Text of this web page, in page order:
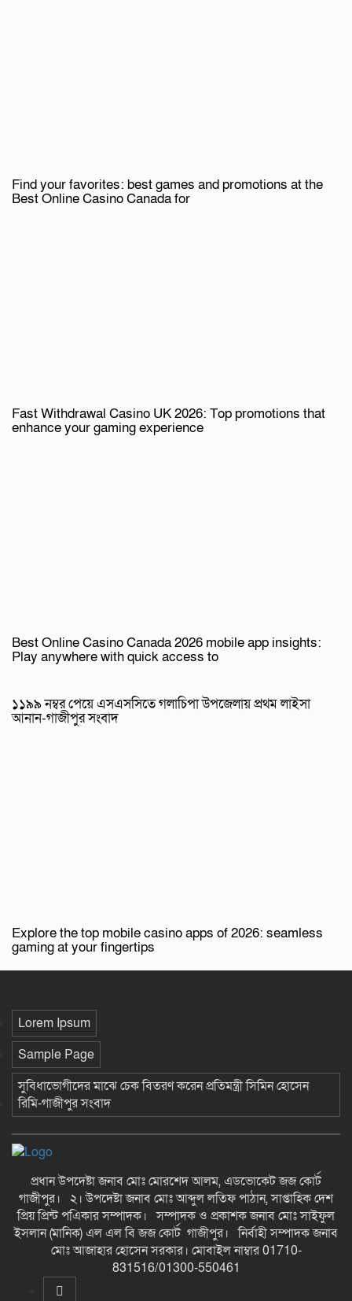
Find your favorites: best games and promotions at the
Best Online Casino Canada for
Fast Withdrawal Casino UK 2026: Top promotions that
enhance your gaming experience
Best Online Casino Canada 2026 mobile app insights:
Play anywhere with quick access to
১১৯৯ নম্বর পেয়ে এসএসসিতে গলাচিপা উপজেলায় প্রথম লাইসা
আনান-গাজীপুর সংবাদ
Explore the top mobile casino apps of 2026: seamless
gaming at your fingertips
Lorem Ipsum
Sample Page
সুবিধাভোগীদের মাঝে চেক বিতরণ করেন প্রতিমন্ত্রী সিমিন হোসেন
রিমি-গাজীপুর সংবাদ
প্রধান উপদেষ্টা জনাব মোঃ মোরশেদ আলম, এডভোকেট জজ কোর্ট
গাজীপুর। ২। উপদেষ্টা জনাব মোঃ আব্দুল লতিফ পাঠান, সাপ্তাহিক দেশ
প্রিয় প্রিন্ট পএিকার সম্পাদক। সম্পাদক ও প্রকাশক জনাব মোঃ সাইফুল
ইসলান (মানিক) এল এল বি জজ কোর্ট গাজীপুর। নির্বাহী সম্পাদক জনাব
মোঃ আজাহার হোসেন সরকার। মোবাইল নাম্বার 01710-
831516/01300-550461